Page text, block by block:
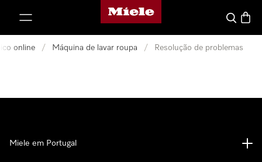
Página principal da Miele
Pesquisa
online / Máquina de lavar roupa / Resolução de problemas
Miele em Portugal